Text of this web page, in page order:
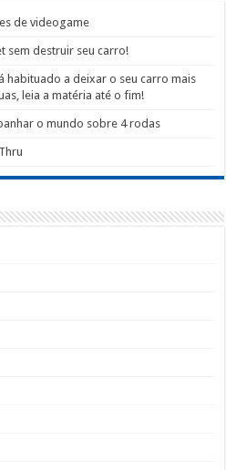
de videogame
sem destruir seu carro!
habituado a deixar o seu carro mais
leia a matéria até o fim!
o mundo sobre 4 rodas